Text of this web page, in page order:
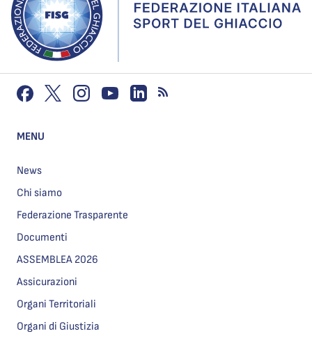
MENU
News
Chi siamo
Federazione Trasparente
Documenti
ASSEMBLEA 2026
Assicurazioni
Organi Territoriali
Organi di Giustizia